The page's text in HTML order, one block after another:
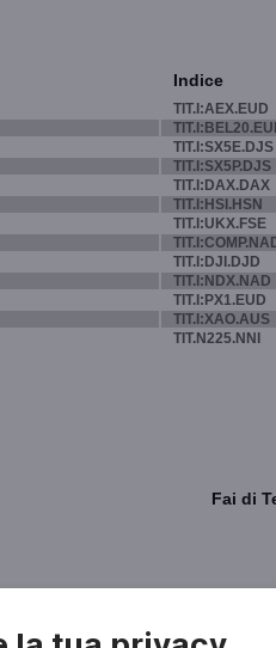
Indice
TIT.I:AEX.EUD
TIT.I:SX5E.DJS
TIT.I:SX5P.DJS
TIT.I:DAX.DAX
TIT.I:HSI.HSN
TIT.I:UKX.FSE
TIT.I:DJI.DJD
TIT.I:NDX.NAD
TIT.I:PX1.EUD
TIT.I:XAO.AUS
TIT.N225.NNI
Fai di